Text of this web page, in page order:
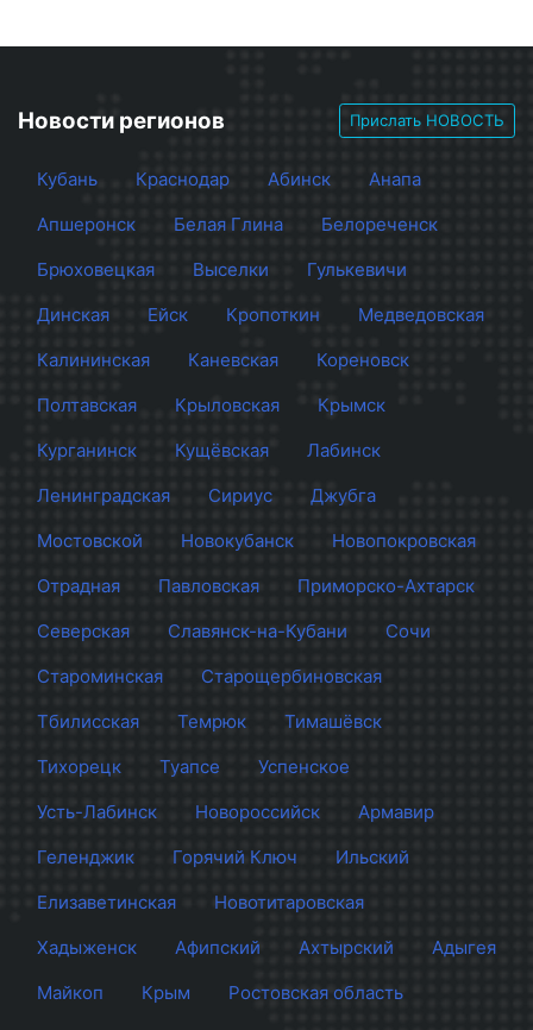
Новости регионов Прислать НОВОСТЬ
Кубань Краснодар Абинск
Анапа
Апшеронск
Белая Глина
Белореченск
Брюховецкая
Выселки
Гулькевичи
Динская
Ейск Кропоткин
Медведовская
Калининская
Каневская
Кореновск
Полтавская
Крыловская
Крымск
Курганинск
Кущёвская
Лабинск
Ленинградская
Сириус
Джубга
Мостовской
Новокубанск
Новопокровская
Отрадная
Павловская
Приморско-Ахтарск
Северская
Славянск-на-Кубани
Сочи
Староминская
Старощербиновская
Тбилисская
Темрюк
Тимашёвск
Тихорецк
Туапсе
Успенское
Усть-Лабинск
Новороссийск
Армавир
Геленджик
Горячий Ключ
Ильский
Елизаветинская
Новотитаровская
Хадыженск
Афипский Ахтырский
Адыгея
Майкоп
Крым
Ростовская область